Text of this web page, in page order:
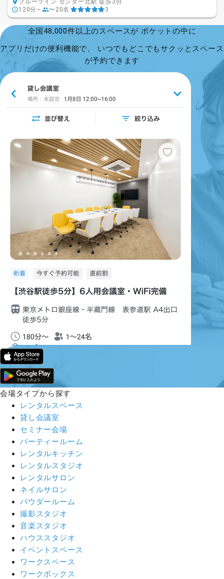
ブルーライン センター北駅 徒歩3分
120分~
〜20名 3
全国48,000件以上のスペースが ポケットの中に
アプリだけの便利機能で、 いつでもどこでもサクッとスペース
が予約できます
会場タイプから探す
レンタルスペース
貸し会議室
セミナー会場
パーティールーム
レンタルキッチン
レンタルスタジオ
レンタルサロン
ネイルサロン
パウダールーム
撮影スタジオ
音楽スタジオ
ハウススタジオ
イベントスペース
ワークスペース
ワークボックス